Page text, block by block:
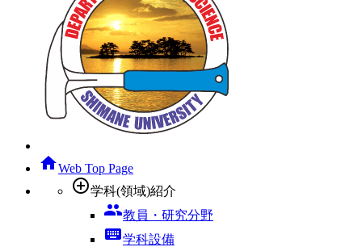
homeWeb Top Page
add_circle_outline学科(領域)紹介
group教員・研究分野
keyboard学科設備